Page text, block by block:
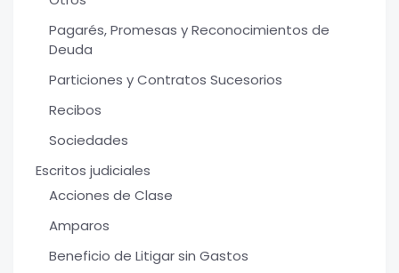
Pagarés, Promesas y Reconocimientos de
Deuda
Particiones y Contratos Sucesorios
Recibos
Sociedades
Escritos judiciales
Acciones de Clase
Amparos
Beneficio de Litigar sin Gastos